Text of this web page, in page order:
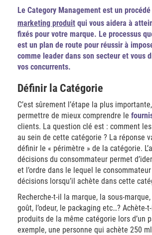
Le Category Management est un procédé
marketing produit qui vous aidera à
fixés pour votre marque. Le processus
est un plan de route pour réussir à
comme leader dans son secteur et vous
vos concurrents.
Définir la Catégorie
C’est sûrement l’étape la plus
permettre de mieux comprendre le
clients. La question clé est : comment
au sein de cette catégorie ? La réponse
définir le « périmètre » de la catégorie.
décisions du consommateur permet
et l’ordre dans le lequel le
décisions lorsqu’il achète dans cette
Recherche-t-il la marque, la sous-
goût, l’odeur, le packaging etc…? Achète-
produits de la même catégorie lors d’un
exemple, une personne qui achète 250